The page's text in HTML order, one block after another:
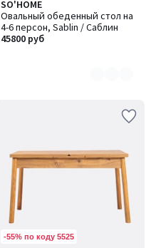
SO'HOME
Овальный обеденный стол на
4-6 персон, Sablin / Саблин
45800 руб
Количество
цветов:
3
-55% по коду 5525